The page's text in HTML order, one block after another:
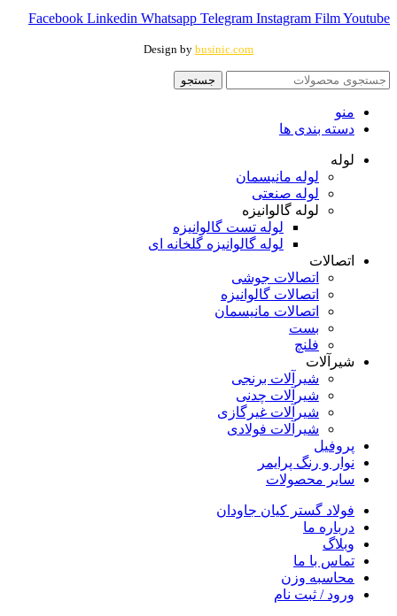
Facebook Linkedin Whatsapp Telegram Instagram FilmYoutube
Design by businic.com
جستجو
منو
دسته بندی ها
لوله
لوله مانیسمان
لوله صنعتی
لوله گالوانیزه
لوله تست گالوانیزه
لوله گالوانیزه گلخانه ای
اتصالات
اتصالات جوشی
اتصالات گالوانیزه
اتصالات مانیسمان
بست
فلنچ
شیرآلات
شیرآلات برنجی
شیرآلات چدنی
شیرآلات غیرگازی
شیرآلات فولادی
پروفیل
نوار و رنگ پرایمر
سایر محصولات
فولاد گستر کیان جاودان
درباره ما
وبلاگ
تماس با ما
محاسبه وزن
ورود / ثبت نام